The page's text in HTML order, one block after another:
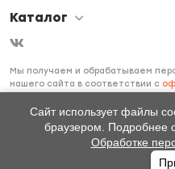
Каталог
Мы получаем и обрабатываем
нашего сайта в соответствии с
необходимо покинуть наш сайт.
Сайт использует файлы
браузером. Подробнее
Обработке